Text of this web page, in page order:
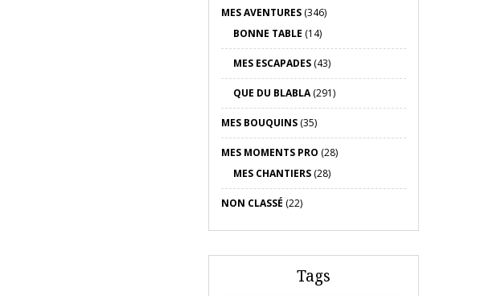
MES AVENTURES(346)
BONNE TABLE (14)
MES ESCAPADES(43)
QUE DU BLABLA(291)
MES BOUQUINS(35)
MES MOMENTS PRO (28)
MES CHANTIERS(28)
NON CLASSÉ (22)
Tags